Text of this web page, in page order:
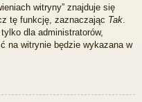
witryny” znajduje się
tę funkcję, zaznaczając Tak.
dla administratorów,
na witrynie będzie wykazana w